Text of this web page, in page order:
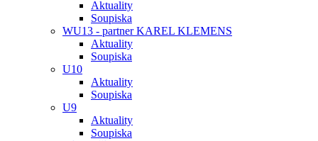
Aktuality
Soupiska
WU13 - partner KAREL KLEMENS
Aktuality
Soupiska
U10
Aktuality
Soupiska
U9
Aktuality
Soupiska